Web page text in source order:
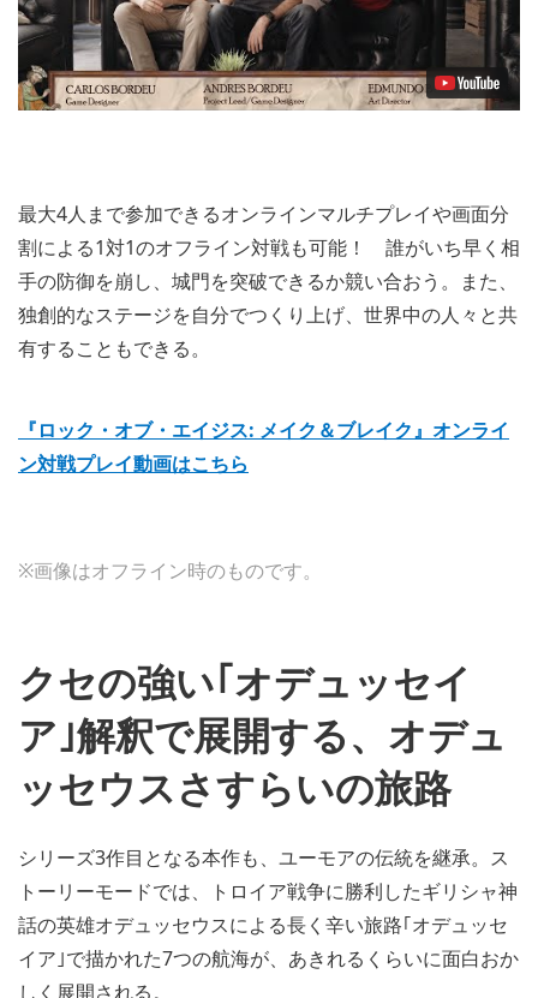
最大4人まで参加できるオンラインマルチプレイや画面分
割による1対1のオフライン対戦も可能！ 誰がいち早く相
手の防御を崩し、城門を突破できるか競い合おう。また、
独創的なステージを自分でつくり上げ、世界中の人々と共
有することもできる。
『ロック・オブ・エイジス: メイク＆ブレイク』オンライ
ン対戦プレイ動画はこちら
※画像はオフライン時のものです。
クセの強い｢オデュッセイ
ア｣解釈で展開する、オデュ
ッセウスさすらいの旅路
シリーズ3作目となる本作も、ユーモアの伝統を継承。ス
トーリーモードでは、トロイア戦争に勝利したギリシャ神
話の英雄オデュッセウスによる長く辛い旅路｢オデュッセ
イア｣で描かれた7つの航海が、あきれるくらいに面白おか
しく展開される。